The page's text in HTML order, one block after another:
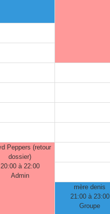
Peppers (retour
dossier)
20:00 à 22:00
Admin
mère denis
21:00 à 23:00
Groupe